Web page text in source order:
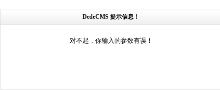
DedeCMS 提示信息！
对不起，你输入的参数有误！